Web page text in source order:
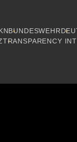
BUNDESWEHR
TRANSPARENCY